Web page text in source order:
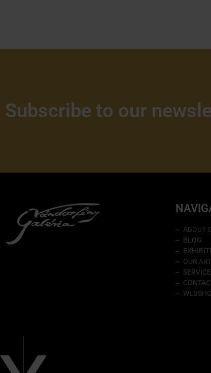
Subscribe to our
ABOUT
BLOG
OUR